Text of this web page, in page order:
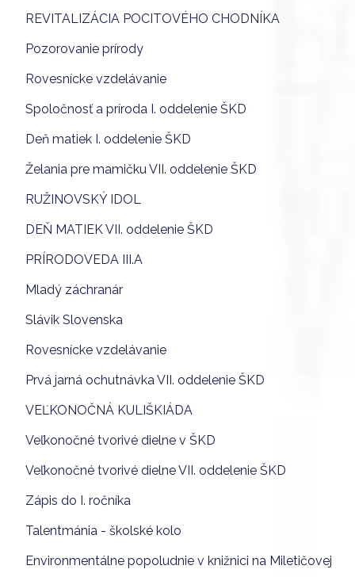
REVITALIZÁCIA POCITOVÉHO CHODNÍKA
Pozorovanie prírody
Rovesnícke vzdelávanie
Spoločnosť a príroda I. oddelenie ŠKD
Deň matiek I. oddelenie ŠKD
Želania pre mamičku VII. oddelenie ŠKD
RUŽINOVSKÝ IDOL
DEŇ MATIEK VII. oddelenie ŠKD
PRÍRODOVEDA III.A
Mladý záchranár
Slávik Slovenska
Rovesnícke vzdelávanie
Prvá jarná ochutnávka VII. oddelenie ŠKD
VEĽKONOČNÁ KULIŠKIÁDA
Veľkonočné tvorivé dielne v ŠKD
Veľkonočné tvorivé dielne VII. oddelenie ŠKD
Zápis do I. ročníka
Talentmánia - školské kolo
Environmentálne popoludnie v knižnici na Miletičovej